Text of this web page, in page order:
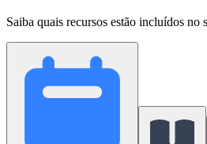
Saiba quais recursos estão incluídos no